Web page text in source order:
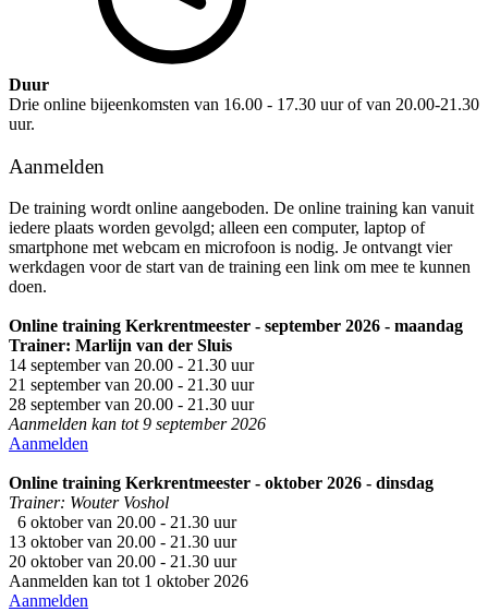
Duur
Drie online bijeenkomsten van 16.00 - 17.30 uur of van 20.00-21.30
uur.
Aanmelden
De training wordt online aangeboden. De online training kan vanuit
iedere plaats worden gevolgd; alleen een computer, laptop of
smartphone met webcam en microfoon is nodig. Je ontvangt vier
werkdagen voor de start van de training een link om mee te kunnen
doen.
Online training Kerkrentmeester - september 2026 - maandag
Trainer: Marlijn van der Sluis
14 september van 20.00 - 21.30 uur
21 september van 20.00 - 21.30 uur
28 september van 20.00 - 21.30 uur
Aanmelden kan tot 9 september 2026
Aanmelden
Online training Kerkrentmeester - oktober 2026 - dinsdag
Trainer: Wouter Voshol
6 oktober van 20.00 - 21.30 uur
13 oktober van 20.00 - 21.30 uur
20 oktober van 20.00 - 21.30 uur
Aanmelden kan tot 1 oktober 2026
Aanmelden